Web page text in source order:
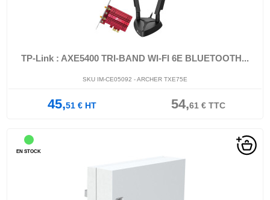
TP-Link : AXE5400 TRI-BAND WI-FI 6E BLUETOOTH...
SKU IM-CE05092 - ARCHER TXE75E
45,51€HT 54,61 €TTC
EN STOCK